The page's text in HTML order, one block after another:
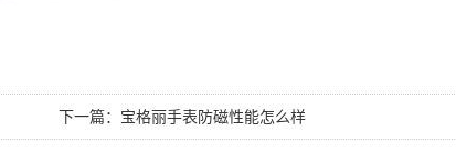
下一篇： 宝格丽手表防磁性能怎么样